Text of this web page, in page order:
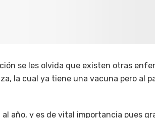
se les olvida que existen otras
la cual ya tiene una vacuna pero al
año, y es de vital importancia pues